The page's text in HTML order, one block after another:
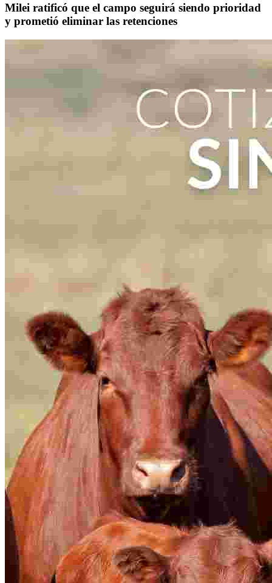
Milei ratificó que el campo seguirá siendo prioridad
y prometió eliminar las retenciones